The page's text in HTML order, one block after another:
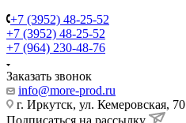
+7 (3952) 48-25-52
+7 (3952) 48-25-52
+7 (964) 230-48-76
Заказать звонок
info@more-prod.ru
г. Иркутск, ул. Кемеровская, 70
Подписаться на рассылку